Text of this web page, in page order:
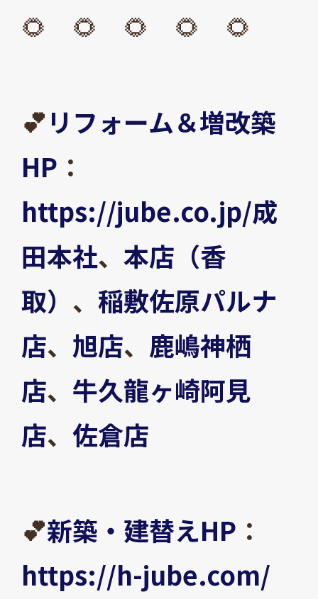
🌻 🌻 🌻 🌻 🌻
💕リフォーム＆増改築
HP ：
https://jube.co.jp/成
田本社、 本店（香
取） 、 稲敷佐原パルナ
店、 旭店、 鹿嶋神栖
店、 牛久龍ヶ崎阿見
店、 佐倉店
💕新築・建替えHP ：
https://h-jube.com/